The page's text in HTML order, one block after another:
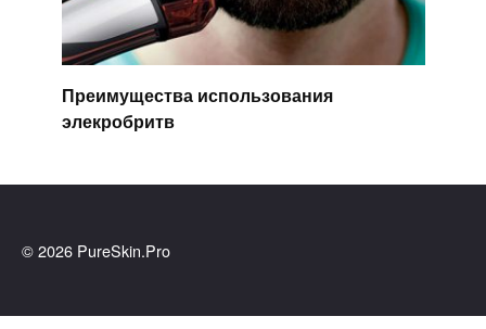
Преимущества использования
элекробритв
© 2026 PureSkin.Pro